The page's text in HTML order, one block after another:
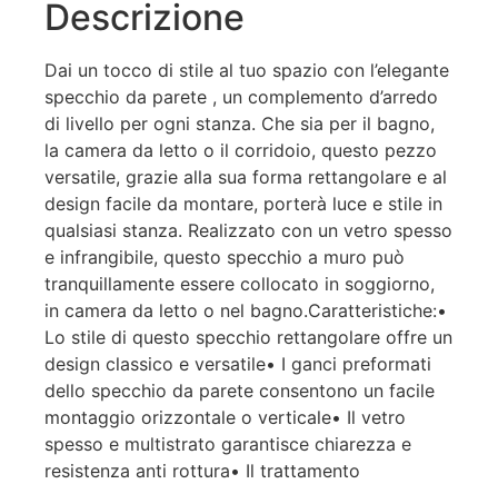
Descrizione
Dai un tocco di stile al tuo spazio con l’elegante
specchio da parete , un complemento d’arredo
di livello per ogni stanza. Che sia per il bagno,
la camera da letto o il corridoio, questo pezzo
versatile, grazie alla sua forma rettangolare e al
design facile da montare, porterà luce e stile in
qualsiasi stanza. Realizzato con un vetro spesso
e infrangibile, questo specchio a muro può
tranquillamente essere collocato in soggiorno,
in camera da letto o nel bagno.Caratteristiche:•
Lo stile di questo specchio rettangolare offre un
design classico e versatile• I ganci preformati
dello specchio da parete consentono un facile
montaggio orizzontale o verticale• Il vetro
spesso e multistrato garantisce chiarezza e
resistenza anti rottura• Il trattamento